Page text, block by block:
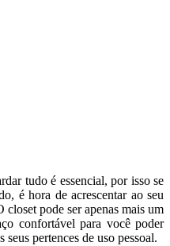
tudo é essencial, por isso se
é hora de acrescentar ao seu
pode ser apenas mais um
confortável para você poder
pertences de uso pessoal.